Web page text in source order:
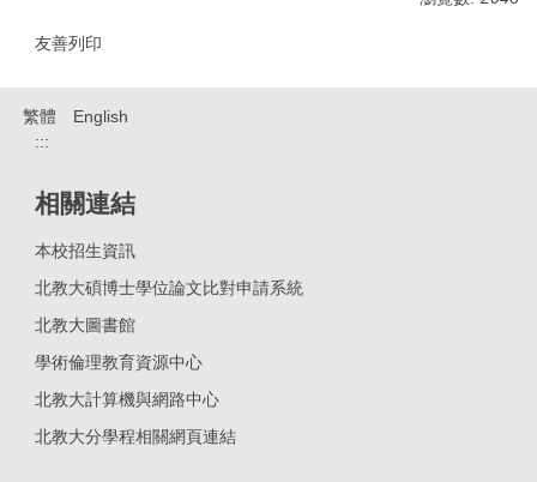
友善列印
繁體
English
:::
相關連結
本校招生資訊
北教大碩博士學位論文比對申請系統
北教大圖書館
學術倫理教育資源中心
北教大計算機與網路中心
北教大分學程相關網頁連結